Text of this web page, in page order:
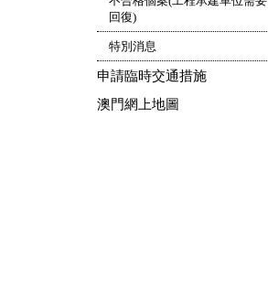
回復)
特別消息
申請臨時交通措施
澳門網上地圖